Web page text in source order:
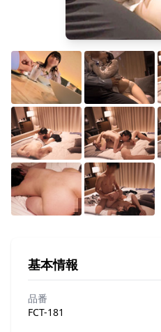
基本情報
品番
FCT-181